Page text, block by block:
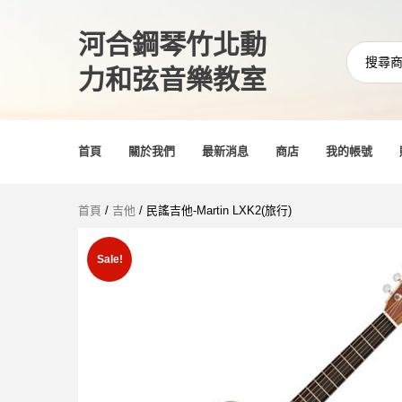
河合鋼琴竹北動
力和弦音樂教室
首頁 關於我們 最新消息 商店 我的帳號
首頁 / 吉他 / 民謠吉他-Martin LXK2(旅行)
Sale!